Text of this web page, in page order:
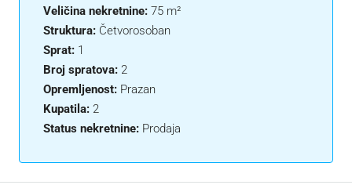
Veličina nekretnine: 75 m²
Struktura: Četvorosoban
Sprat: 1
Broj spratova: 2
Opremljenost: Prazan
Kupatila: 2
Status nekretnine: Prodaja